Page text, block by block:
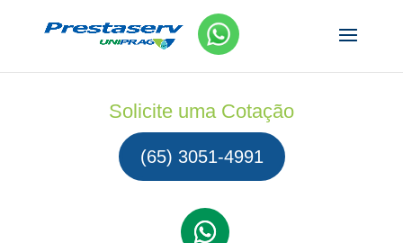
Solicite uma Cotação
(65) 3051-4991